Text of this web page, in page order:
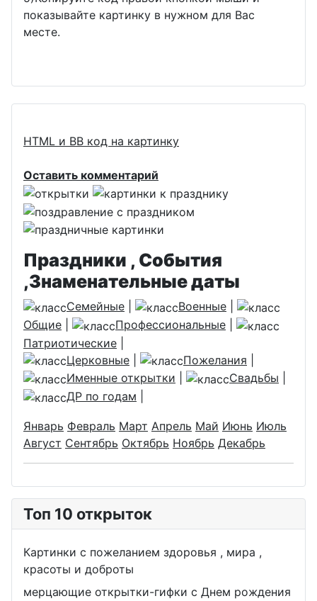
показывайте картинку в нужном для Вас
месте.
HTML и BB код на картинку
Оставить комментарий
Праздники , События
,Знаменательные даты
Семейные Военные
Общие
Профессиональные
Патриотические
Церковные
Пожелания
Именные открытки
Свадьбы
ДР по годам
Январь Февраль Март Апрель Май Июнь Июль
Август Сентябрь Октябрь Ноябрь Декабрь
Топ 10 открыток
Картинки с пожеланием здоровья , мира ,
красоты и доброты
мерцающие открытки-гифки с Днем рождения